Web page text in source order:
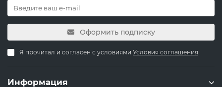
Оформить подписку
Я прочитал и согласен с условиями Условия соглашения
Информация